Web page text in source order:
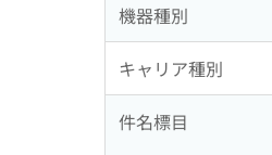
機器種別
キャリア種別
件名標目